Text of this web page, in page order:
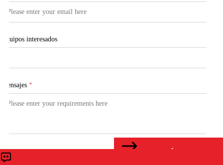
Equipos interesados
Mensajes *